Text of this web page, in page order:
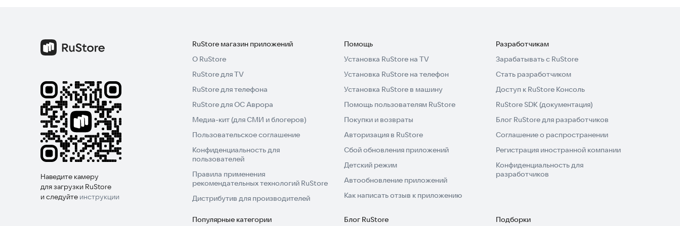
Наведите камеру
для загрузки RuStore
и следуйте инструкции
RuStore магазин приложений
О RuStore
RuStore для TV
RuStore для телефона
RuStore для ОС Аврора
Медиа-кит (для СМИ и блогеров)
Пользовательское соглашение
Конфиденциальность для
пользователей
Правила применения
рекомендательных технологий RuStore
Дистрибутив для производителей
Помощь
Установка RuStore на TV
Установка RuStore на телефон
Установка RuStore в машину
Помощь пользователям RuStore
Покупки и возвраты
Авторизация в RuStore
Сбой обновления приложений
Детский режим
Автообновление приложений
Как написать отзыв к приложению
Разработчикам
Зарабатывать с RuStore
Стать разработчиком
Доступ к RuStore Консоль
RuStore SDK (документация)
Блог RuStore для разработчиков
Соглашение о распространении
Регистрация иностранной компании
Конфиденциальность для
разработчиков
Популярные категории Блог RuStore Подборки